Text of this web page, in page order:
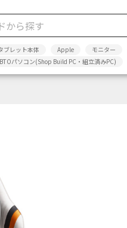
ブレット本体 Apple モニター
BTOパソコン(Shop Build PC・組立済みPC)